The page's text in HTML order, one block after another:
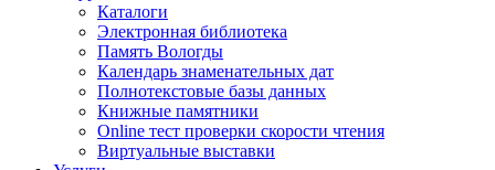
Каталоги
Электронная библиотека
Память Вологды
Календарь знаменательных дат
Полнотекстовые базы данных
Книжные памятники
Online тест проверки скорости чтения
Виртуальные выставки